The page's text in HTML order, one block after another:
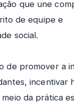
que une
de equipe e
social.
de promover a
incentivar
da prática